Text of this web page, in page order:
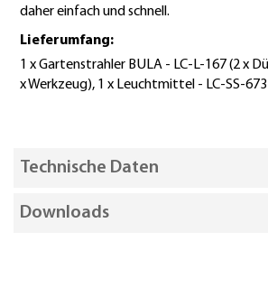
daher einfach und schnell.
Lieferumfang:
1 x Gartenstrahler BULA - LC-L-167 (2 x
x Werkzeug), 1 x Leuchtmittel - LC-SS-
Technische Daten
Downloads